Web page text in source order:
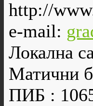
http://
e-mail:
Локална
Матични
ПИБ :